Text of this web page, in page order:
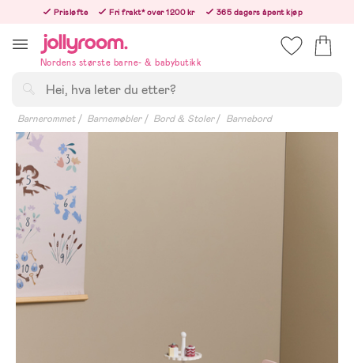
innehållet
Prisløfte Fri frakt* over 1200 kr
365 dagers åpent kjøp
Nordens største barne- & babybutikk
Barnerommet Barnemøbler Bord & Stoler Barnebord